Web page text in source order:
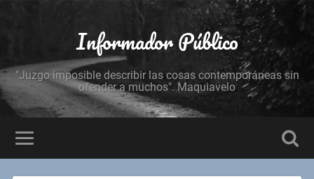
Informador Público
"Juzgo imposible describir las cosas contemporáneas sin
ofender a muchos". Maquiavelo